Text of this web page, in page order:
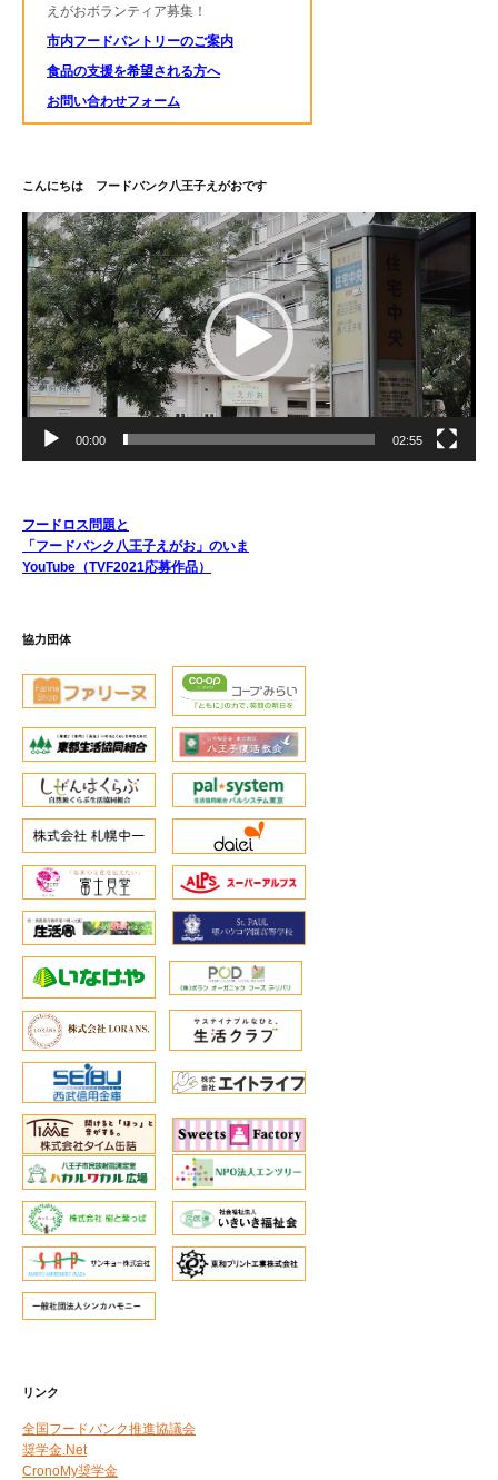
えがおボランティア募集！
市内フードパントリーのご案内
食品の支援を希望される方へ
お問い合わせフォーム
こんにちは フードバンク八王子えがおです
動
画
プ
レ
ー
ヤ
ー
00:00 02:55
フードロス問題と
「フードバンク八王子えがお」のいま
YouTube（TVF2021応募作品）
協力団体
リンク
全国フードバンク推進協議会
奨学金.Net
CronoMy奨学金